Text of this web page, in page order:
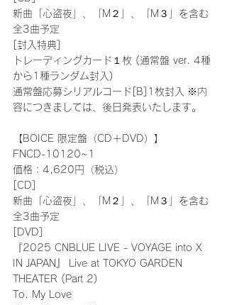
新曲「心盗夜」、「M２」、「M３」を含む
全3曲予定
[封入特典]
トレーディングカード１枚 (通常盤 ver. 4種
から1種ランダム封入)
通常盤応募シリアルコード[B]1枚封入 ※内
容につきましては、後日発表いたします。
【BOICE 限定盤（CD＋DVD）】
FNCD-10120~1
価格：4,620円（税込）
[CD]
新曲「心盗夜」、「M２」、「M３」を含む
全3曲予定
[DVD]
『2025 CNBLUE LIVE - VOYAGE into X
IN JAPAN』 Live at TOKYO GARDEN
THEATER (Part 2)
To. My Love